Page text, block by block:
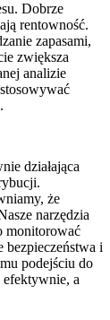
Dobrze
rentowność.
zapasami,
zwiększa
analizie
działająca
że
narzędzia
monitorować
bezpieczeństwa i
podejściu do
efektywnie, a